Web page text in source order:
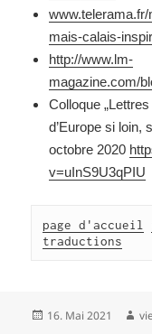
mais-calais-
http://www.lm-
magazine.com/
Colloque
d’Europe si loin,
octobre 2020
v=uInS9U3qPIU
page d'accueil
traductions
Veröffentlicht
16. Mai 2021